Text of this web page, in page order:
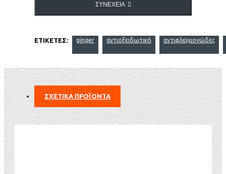
ΣΥΝΈΧΕΙΑ
ΕΤΙΚΈΤΕΣ: ginger αντιοξειδωτικό αντιφλεγμονώδες
ΣΧΕΤΙΚΑ ΠΡΟΪΟΝΤΑ